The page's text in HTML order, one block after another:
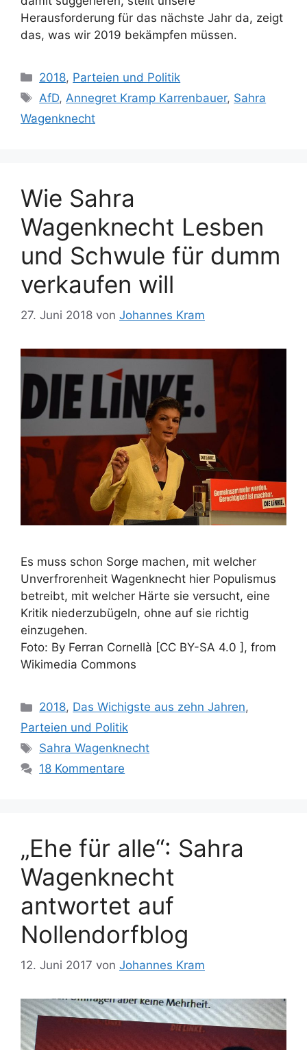
Herausforderung für das nächste Jahr da, zeigt
das, was wir 2019 bekämpfen müssen.
Kategorien
2018, Parteien und Politik
Schlagwörter
AfD,Annegret Kramp Karrenbauer, Sahra
Wagenknecht
Wie Sahra
Wagenknecht Lesben
und Schwule für dumm
verkaufen will
27. Juni 2018 von Johannes Kram
Es muss schon Sorge machen, mit welcher
Unverfrorenheit Wagenknecht hier Populismus
betreibt, mit welcher Härte sie versucht, eine
Kritik niederzubügeln, ohne auf sie richtig
einzugehen.
Foto: By Ferran Cornellà [CC BY-SA 4.0 ], from
Wikimedia Commons
Kategorien
2018, Das Wichigste aus zehn Jahren,
Parteien und Politik
Schlagwörter
Sahra Wagenknecht
18 Kommentare
„Ehe für alle“: Sahra
Wagenknecht
antwortet auf
Nollendorfblog
12. Juni 2017 von Johannes Kram